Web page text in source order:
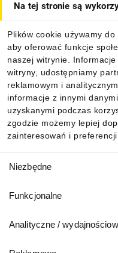
Na tej stronie są
Plików cookie używamy
aby oferować funkcje
naszej witrynie.
witryny, udostępniamy
reklamowym i
informacje z innymi
uzyskanymi podczas
zgodzie możemy lepiej
zainteresowań i preferencji.
zgody
Niezbędne
Funkcjonalne
Analityczne /
Informacje
Pobierz